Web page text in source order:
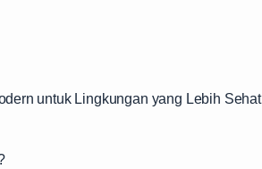
untuk Lingkungan yang Lebih Sehat